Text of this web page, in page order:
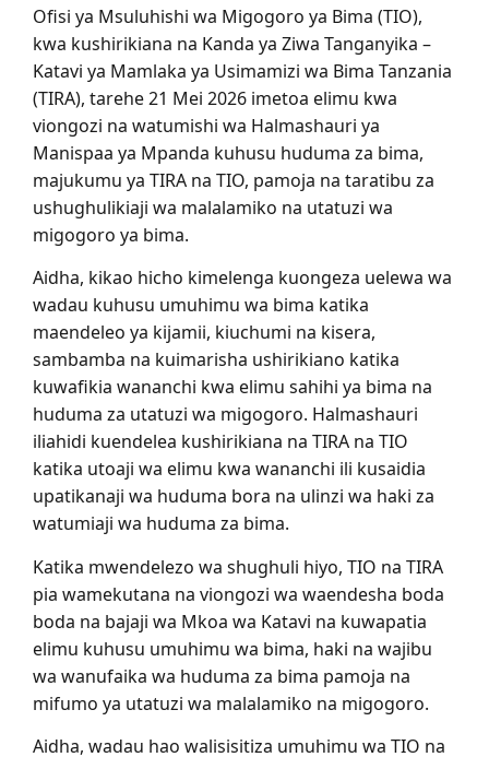
Ofisi ya Msuluhishi wa Migogoro ya Bima (TIO),
kwa kushirikiana na Kanda ya Ziwa Tanganyika –
Katavi ya Mamlaka ya Usimamizi wa Bima Tanzania
(TIRA), tarehe 21 Mei 2026 imetoa elimu kwa
viongozi na watumishi wa Halmashauri ya
Manispaa ya Mpanda kuhusu huduma za bima,
majukumu ya TIRA na TIO, pamoja na taratibu za
ushughulikiaji wa malalamiko na utatuzi wa
migogoro ya bima.
Aidha, kikao hicho kimelenga kuongeza uelewa wa
wadau kuhusu umuhimu wa bima katika
maendeleo ya kijamii, kiuchumi na kisera,
sambamba na kuimarisha ushirikiano katika
kuwafikia wananchi kwa elimu sahihi ya bima na
huduma za utatuzi wa migogoro. Halmashauri
iliahidi kuendelea kushirikiana na TIRA na TIO
katika utoaji wa elimu kwa wananchi ili kusaidia
upatikanaji wa huduma bora na ulinzi wa haki za
watumiaji wa huduma za bima.
Katika mwendelezo wa shughuli hiyo, TIO na TIRA
pia wamekutana na viongozi wa waendesha boda
boda na bajaji wa Mkoa wa Katavi na kuwapatia
elimu kuhusu umuhimu wa bima, haki na wajibu
wa wanufaika wa huduma za bima pamoja na
mifumo ya utatuzi wa malalamiko na migogoro.
Aidha, wadau hao walisisitiza umuhimu wa TIO na